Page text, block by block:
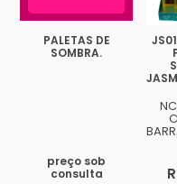
PALETAS DE
SOMBRA.
preço sob
consulta